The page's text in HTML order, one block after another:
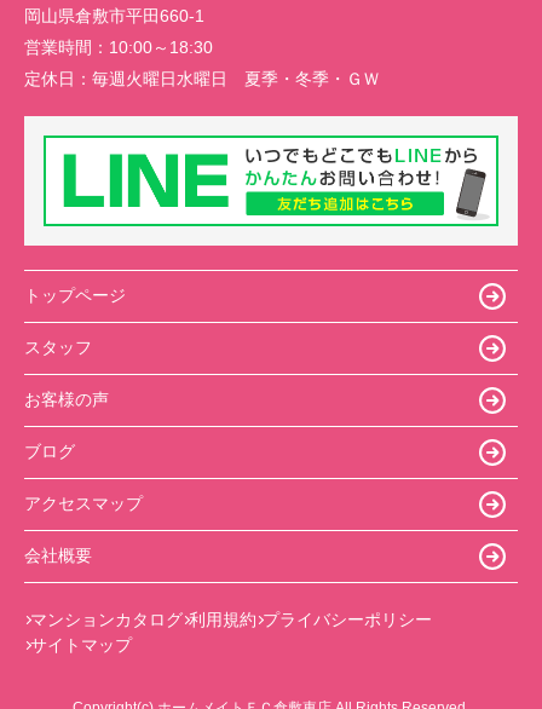
岡山県倉敷市平田660-1
営業時間： 10:00～18:30
定休日： 毎週火曜日水曜日 夏季・冬季・ＧＷ
トップページ
スタッフ
お客様の声
ブログ
アクセスマップ
会社概要
マンションカタログ 利用規約 プライバシーポリシー
サイトマップ